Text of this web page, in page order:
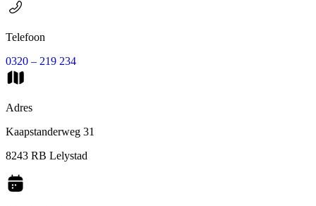
Telefoon
0320 – 219 234
Adres
Kaapstanderweg 31
8243 RB Lelystad